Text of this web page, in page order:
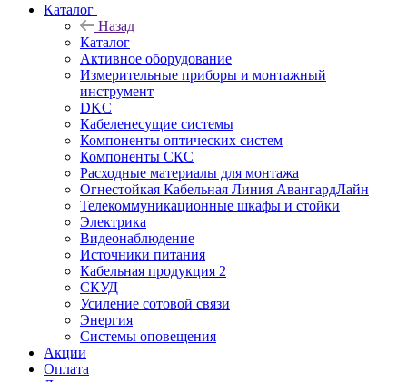
Каталог
Назад
Каталог
Активное оборудование
Измерительные приборы и монтажный
инструмент
DKC
Кабеленесущие системы
Компоненты оптических систем
Компоненты СКС
Расходные материалы для монтажа
Огнестойкая Кабельная Линия АвангардЛайн
Телекоммуникационные шкафы и стойки
Электрика
Видеонаблюдение
Источники питания
Кабельная продукция 2
СКУД
Усиление сотовой связи
Энергия
Системы оповещения
Акции
Оплата